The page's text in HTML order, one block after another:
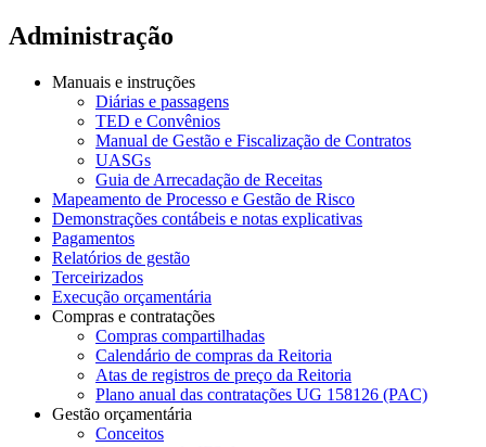
Administração
Manuais e instruções
Diárias e passagens
TED e Convênios
Manual de Gestão e Fiscalização de Contratos
UASGs
Guia de Arrecadação de Receitas
Mapeamento de Processo e Gestão de Risco
Demonstrações contábeis e notas explicativas
Pagamentos
Relatórios de gestão
Terceirizados
Execução orçamentária
Compras e contratações
Compras compartilhadas
Calendário de compras da Reitoria
Atas de registros de preço da Reitoria
Plano anual das contratações UG 158126 (PAC)
Gestão orçamentária
Conceitos